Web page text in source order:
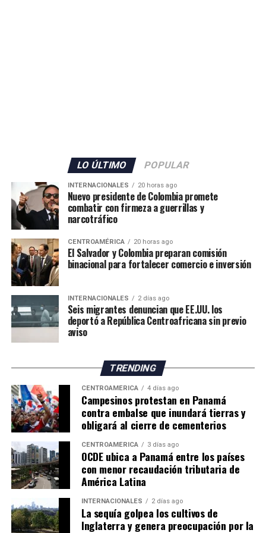
LO ÚLTIMO POPULAR
INTERNACIONALES 20 horas ago
Nuevo presidente de Colombia promete
combatir con firmeza a guerrillas y
narcotráfico
CENTROAMÉRICA 20 horas ago
El Salvador y Colombia preparan comisión
binacional para fortalecer comercio e inversión
INTERNACIONALES 2 días ago
Seis migrantes denuncian que EE.UU. los
deportó a República Centroafricana sin previo
aviso
TRENDING
CENTROAMÉRICA 4 días ago
Campesinos protestan en Panamá
contra embalse que inundará tierras y
obligará al cierre de cementerios
CENTROAMÉRICA 3 días ago
OCDE ubica a Panamá entre los países
con menor recaudación tributaria de
América Latina
INTERNACIONALES 2 días ago
La sequía golpea los cultivos de
Inglaterra y genera preocupación por la